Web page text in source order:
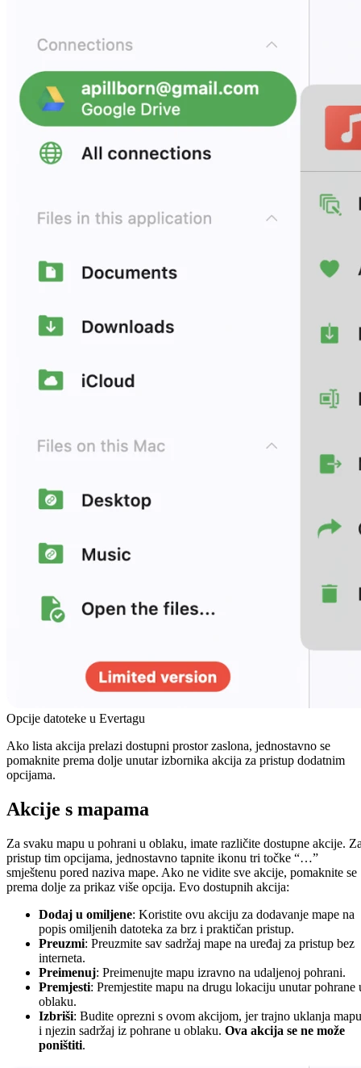
Opcije datoteke u Evertagu
Ako lista akcija prelazi dostupni prostor zaslona, jednostavno se
pomaknite prema dolje unutar izbornika akcija za pristup dodatnim
opcijama.
Akcije s mapama
Za svaku mapu u pohrani u oblaku, imate različite dostupne akcije.
pristup tim opcijama, jednostavno tapnite ikonu tri točke “…”
smještenu pored naziva mape. Ako ne vidite sve akcije, pomaknite se
prema dolje za prikaz više opcija. Evo dostupnih akcija:
Dodaj u omiljene: Koristite ovu akciju za dodavanje mape na
popis omiljenih datoteka za brz i praktičan pristup.
Preuzmi: Preuzmite sav sadržaj mape na uređaj za pristup bez
interneta.
Preimenuj: Preimenujte mapu izravno na udaljenoj pohrani.
Premjesti: Premjestite mapu na drugu lokaciju unutar pohrane
oblaku.
Izbriši: Budite oprezni s ovom akcijom, jer trajno uklanja mapu
i njezin sadržaj iz pohrane u oblaku. Ova akcija se ne može
poništiti.